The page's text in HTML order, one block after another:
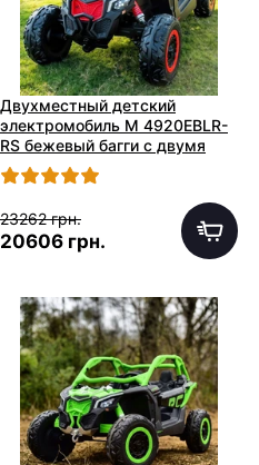
Двухместный детский
электромобиль M 4920EBLR-
RS бежевый багги с двумя
моторами по 240W
23262 грн.
20606 грн.